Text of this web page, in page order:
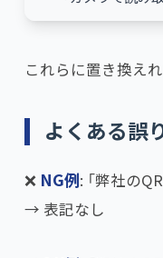
これらに置き換え
よくある誤
❌ NG例 : 「弊社の
→ 表記なし